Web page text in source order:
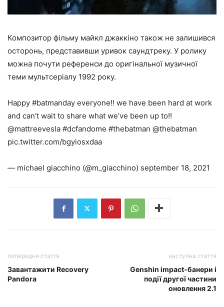
Композитор фільму майкл джаккіно також не залишився
осторонь, представивши уривок саундтреку. У ролику
можна почути референси до оригінальної музичної
теми мультсеріалу 1992 року.
Happy #batmanday everyone!! we have been hard at work
and can’t wait to share what we’ve been up to!!
@mattreevesla #dcfandome #thebatman @thebatman
pic.twitter.com/bgyiosxdaa
— michael giacchino (@m_giacchino) september 18, 2021
попередня стаття
Завантажити Recovery
Pandora
наступна стаття
Genshin impact-банери і
події другої частини
оновлення 2.1